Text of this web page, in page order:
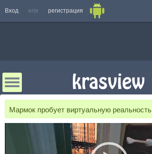
Вход или регистрация
Мармок пробует виртуальную реальность